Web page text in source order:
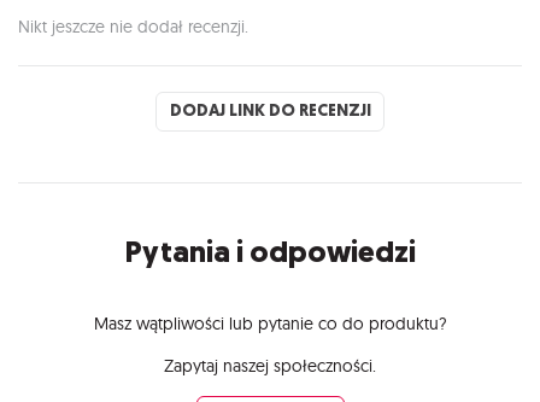
Nikt jeszcze nie dodał recenzji.
DODAJ LINK DO RECENZJI
Pytania i odpowiedzi
Masz wątpliwości lub pytanie co do produktu?
Zapytaj naszej społeczności.